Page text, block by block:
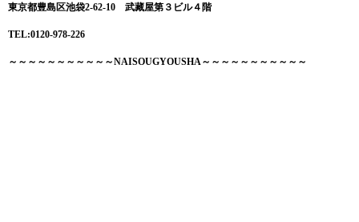
東京都豊島区池袋2-62-10 武藏屋第３ビル４階
TEL:0120-978-226
～～～～～～～～～～～NAISOUGYOUSHA～～～～～～～～～～～